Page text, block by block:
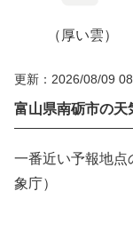
（厚い雲）
更新：2026/08/09
富山県南砺市の天
一番近い予報地点
象庁）